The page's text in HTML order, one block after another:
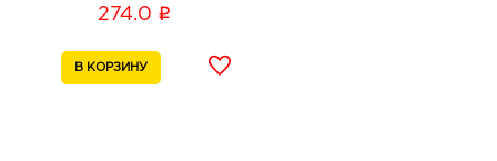
274.0 i